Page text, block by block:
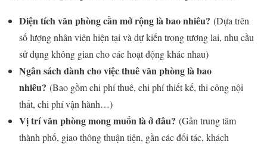
Diện tích văn phòng cần mở rộng là bao nhiêu? (Dựa trên
số lượng nhân viên hiện tại và dự kiến trong tương lai, nhu cầu
sử dụng không gian cho các hoạt động khác nhau)
Ngân sách dành cho việc thuê văn phòng là bao
nhiêu? (Bao gồm chi phí thuê, chi phí thiết kế, thi công nội
thất, chi phí vận hành…)
Vị trí văn phòng mong muốn là ở đâu? (Gần trung tâm
thành phố, giao thông thuận tiện, gần các đối tác, khách